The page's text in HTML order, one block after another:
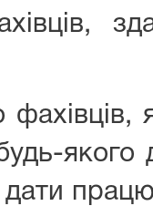
фахівців,
дати